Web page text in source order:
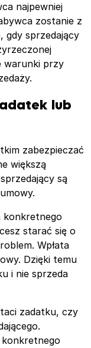
najpewniej
zostanie z
gdy sprzedający
warunki przy
lub
zabezpieczać
większą
są
konkretnego
starać się o
Wpłata
Dzięki temu
i nie sprzeda
zadatku, czy
konkretnego